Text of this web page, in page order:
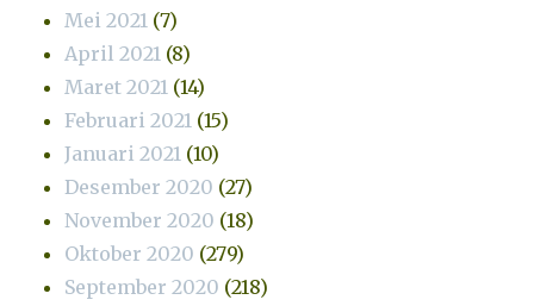
Mei 2021 (7)
April 2021 (8)
Maret 2021 (14)
Februari 2021 (15)
Januari 2021 (10)
Desember 2020 (27)
November 2020 (18)
Oktober 2020 (279)
September 2020 (218)